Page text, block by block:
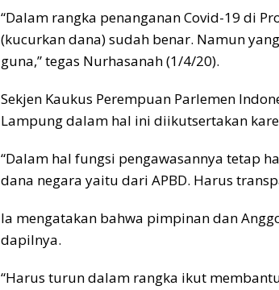
“Dalam rangka penanganan Covid-19 di
(kucurkan dana) sudah benar. Namun
guna,” tegas Nurhasanah (1/4/20).
Sekjen Kaukus Perempuan Parlemen
Lampung dalam hal ini diikutsertakan
“Dalam hal fungsi pengawasannya tetap
dana negara yaitu dari APBD. Harus
Ia mengatakan bahwa pimpinan dan
dapilnya.
“Harus turun dalam rangka ikut